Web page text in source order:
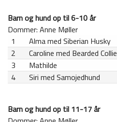
Barn og hund op til 6-10 år
Dommer: Anne Møller
1
Alma med Siberian Husky
2
Caroline med Bearded Collie
3
Mathilde
4
Siri med Samojedhund
Barn og hund op til 11-17 år